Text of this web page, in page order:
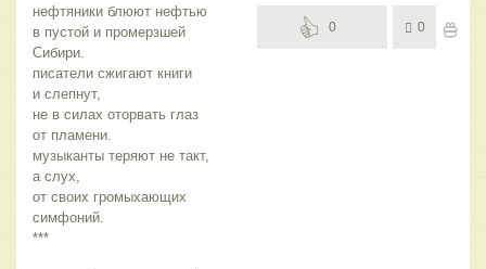
нефтяники блюют нефтью
в пустой и промерзшей
Сибири.
писатели сжигают книги
и слепнут,
не в силах оторвать глаз
от пламени.
музыканты теряют не такт,
а слух,
от своих громыхающих
симфоний.
***
0 0